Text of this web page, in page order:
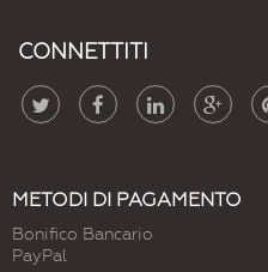
CONNETTITI
METODI DI PAGAMENTO
Bonifico Bancario
PayPal